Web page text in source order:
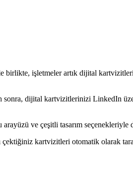
birlikte, işletmeler artık dijital
sonra, dijital kartvizitlerinizi LinkedIn
ve çeşitli tasarım seçenekleriyle
kartvizitleri otomatik olarak